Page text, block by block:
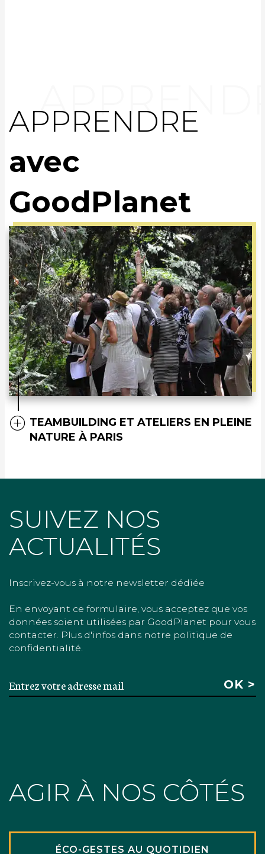
APPRENDRE
avec
GoodPlanet
TEAMBUILDING ET ATELIERS EN PLEINE
NATURE À PARIS
SUIVEZ NOS
ACTUALITÉS
Inscrivez-vous à notre newsletter dédiée
En envoyant ce formulaire, vous acceptez que vos
données soient utilisées par GoodPlanet pour vous
contacter. Plus d'infos dans notre politique de
confidentialité.
AGIR À NOS CÔTÉS
ÉCO-GESTES AU QUOTIDIEN